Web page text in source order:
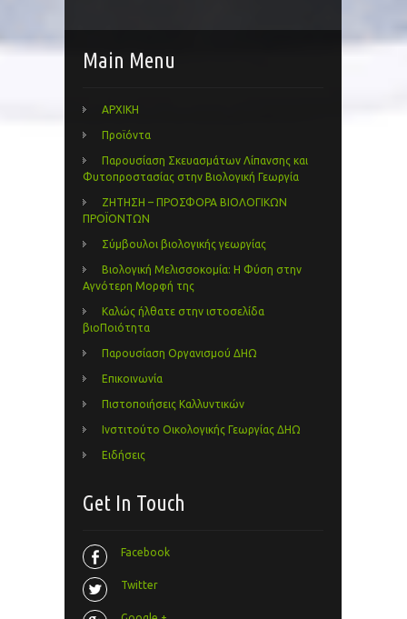
Main Menu
ΑΡΧΙΚΗ
Προϊόντα
Παρουσίαση Σκευασμάτων Λίπανσης και
Φυτοπροστασίας στην Βιολογική Γεωργία
ΖΗΤΗΣΗ – ΠΡΟΣΦΟΡΑ ΒΙΟΛΟΓΙΚΩΝ
ΠΡΟΪΟΝΤΩΝ
Σύμβουλοι βιολογικής γεωργίας
Βιολογική Μελισσοκομία: Η Φύση στην
Αγνότερη Μορφή της
Καλώς ήλθατε στην ιστοσελίδα
βιοΠοιότητα
Παρουσίαση Οργανισμού ΔΗΩ
Επικοινωνία
Πιστοποιήσεις Καλλυντικών
Ινστιτούτο Οικολογικής Γεωργίας ΔΗΩ
Ειδήσεις
Get In Touch
Facebook
Twitter